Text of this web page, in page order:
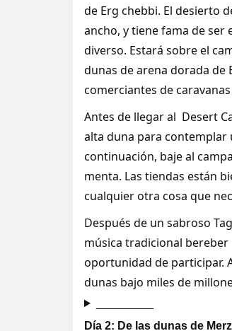
de Erg chebbi. El desierto
ancho, y tiene fama de ser
diverso. Estará sobre el
dunas de arena dorada de
comerciantes de
Antes de llegar al Desert
alta duna para contemplar
continuación, baje al
menta. Las tiendas están
cualquier otra cosa que
Después de un sabroso
música tradicional
oportunidad de participar.
dunas bajo miles de
Día 2: De las dunas de